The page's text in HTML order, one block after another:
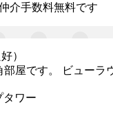
介手数料無料です
）
屋です。 ビューラ
タワー